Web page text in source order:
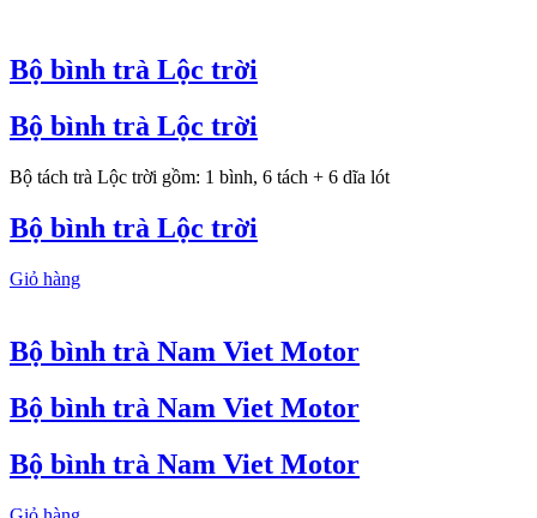
Bộ bình trà Lộc trời
Bộ bình trà Lộc trời
Bộ tách trà Lộc trời gồm: 1 bình, 6 tách + 6 dĩa lót
Bộ bình trà Lộc trời
Giỏ hàng
Bộ bình trà Nam Viet Motor
Bộ bình trà Nam Viet Motor
Bộ bình trà Nam Viet Motor